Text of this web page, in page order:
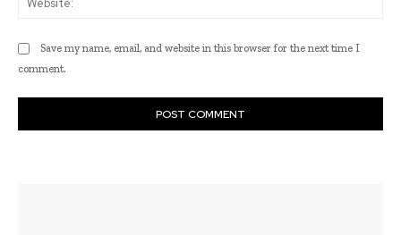
Save my name, email, and website in this browser for the next time I
comment.